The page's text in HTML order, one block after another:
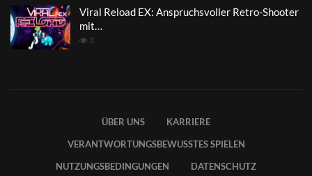
Viral Reload EX: Anspruchsvoller Retro-Shooter
mit…
3
ÜBER UNS
KARRIERE
VERANTWORTUNGSBEWUSSTES SPIELEN
NUTZUNGSBEDINGUNGEN
DATENSCHUTZ